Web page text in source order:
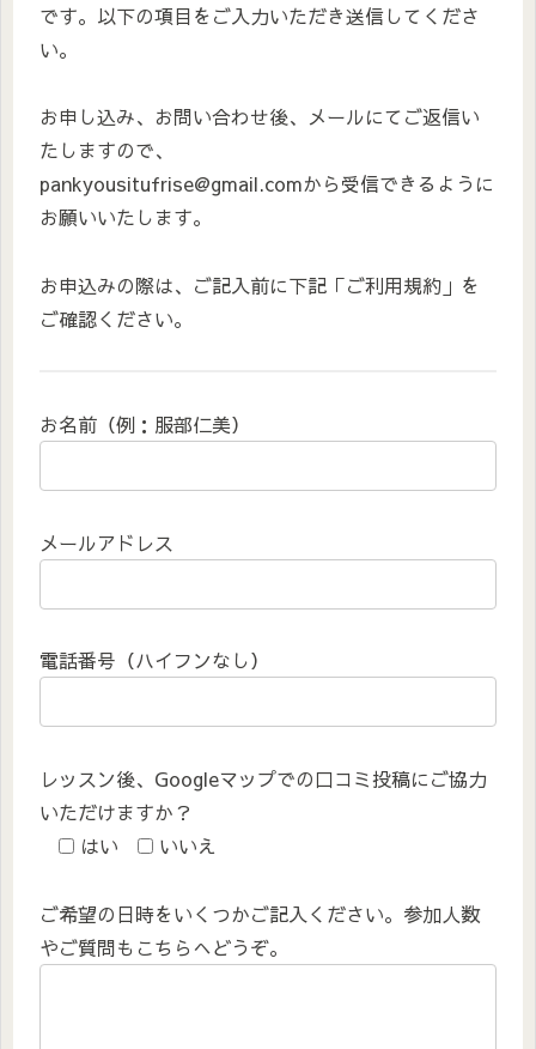
です。以下の項目をご入力いただき送信してくださ
い。
お申し込み、お問い合わせ後、メールにてご返信い
たしますので、
pankyousitufrise@gmail.comから受信できるように
お願いいたします。
お申込みの際は、ご記入前に下記「ご利用規約」を
ご確認ください。
お名前（例：服部仁美）
メールアドレス
電話番号（ハイフンなし）
レッスン後、Googleマップでの口コミ投稿にご協力
いただけますか？
はい
いいえ
ご希望の日時をいくつかご記入ください。参加人数
やご質問もこちらへどうぞ。